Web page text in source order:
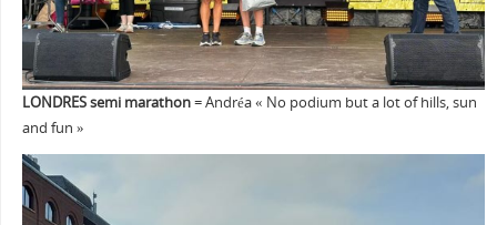
LONDRES semi marathon= Andréa « No podium but a lot of hills, sun
and fun »